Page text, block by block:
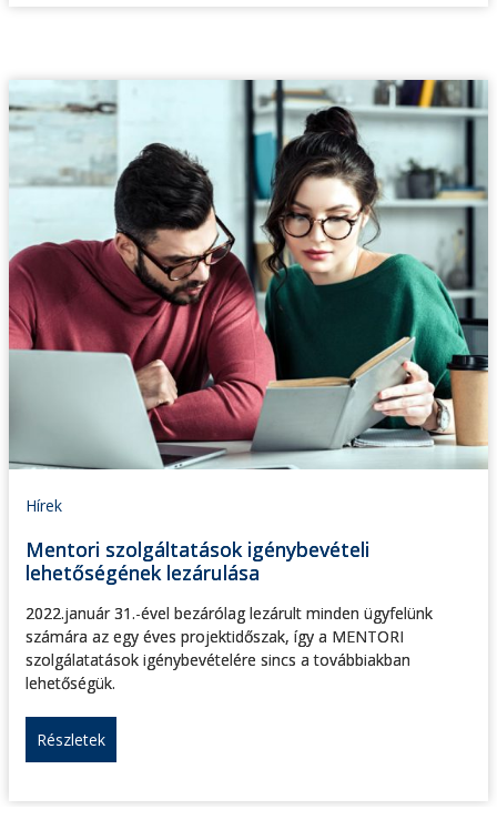
Hírek
Mentori szolgáltatások igénybevételi
lehetőségének lezárulása
2022.január 31.-ével bezárólag lezárult minden ügyfelünk
számára az egy éves projektidőszak, így a MENTORI
szolgálatatások igénybevételére sincs a továbbiakban
lehetőségük.
Részletek